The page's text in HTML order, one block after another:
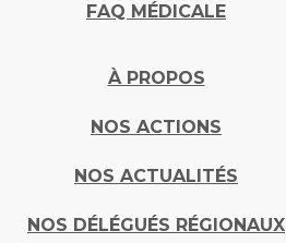
FAQ MÉDICALE
À PROPOS
NOS ACTIONS
NOS ACTUALITÉS
NOS DÉLÉGUÉS RÉGIONAUX